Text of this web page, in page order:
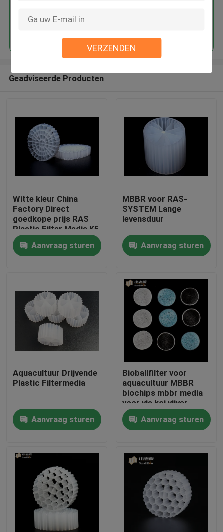
VERZENDEN
Huis
Ongeveer ons
Fabrieksreis
Kwaliteitscontrole
bloggen
Verzoek om een Citaat
MBBR-filtermedia
De biomedia van MBBR
Geadviseerde Producten
Witte kleur China
Factory Direct
goedkope prijs RAS
Plastic Filter Media K5
Aanvraag sturen
MBBR voor RAS-
SYSTEM Lange
levensduur
Aanvraag sturen
Aquacultuur Drijvende
Plastic Filtermedia
Aanvraag sturen
Bioballfilter voor
aquacultuur MBBR
biochips mbbr media
voor vis koi vijver
Aanvraag sturen